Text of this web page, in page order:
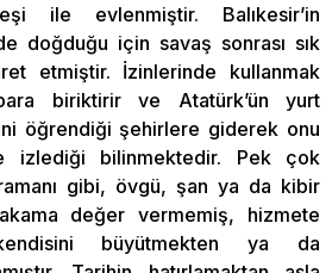
ile evlenmiştir. Balıkesir’in
doğduğu için savaş sonrası sık
etmiştir. İzinlerinde kullanmak
biriktirir ve Atatürk’ün yurt
öğrendiği şehirlere giderek onu
izlediği bilinmektedir. Pek çok
gibi, övgü, şan ya da kibir
değer vermemiş, hizmete
büyütmekten ya da